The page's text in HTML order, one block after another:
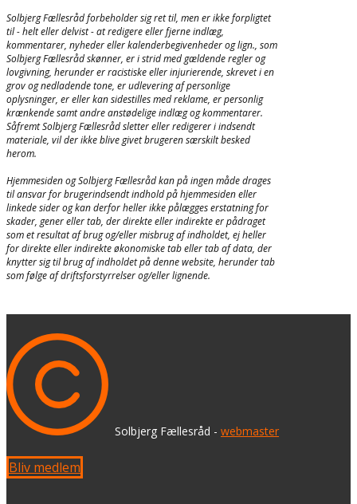
Solbjerg Fællesråd forbeholder sig ret til, men er ikke forpligtet
til - helt eller delvist - at redigere eller fjerne indlæg,
kommentarer, nyheder eller kalenderbegivenheder og lign., som
Solbjerg Fællesråd skønner, er i strid med gældende regler og
lovgivning, herunder er racistiske eller injurierende, skrevet i en
grov og nedladende tone, er udlevering af personlige
oplysninger, er eller kan sidestilles med reklame, er personlig
krænkende samt andre anstødelige indlæg og kommentarer.
Såfremt Solbjerg Fællesråd sletter eller redigerer i indsendt
materiale, vil der ikke blive givet brugeren særskilt besked
herom.
Hjemmesiden og Solbjerg Fællesråd kan på ingen måde drages
til ansvar for brugerindsendt indhold på hjemmesiden eller
linkede sider og kan derfor heller ikke pålægges erstatning for
skader, gener eller tab, der direkte eller indirekte er pådraget
som et resultat af brug og/eller misbrug af indholdet, ej heller
for direkte eller indirekte økonomiske tab eller tab af data, der
knytter sig til brug af indholdet på denne website, herunder tab
som følge af driftsforstyrrelser og/eller lignende.
​ Solbjerg Fællesråd - webmaster
Bliv medlem